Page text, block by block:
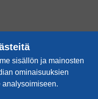
sisällön ja mainosten
ominaisuuksien
analysoimiseen.